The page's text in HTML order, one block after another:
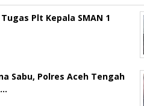
Plt Kepala SMAN 1
Sabu, Polres Aceh Tengah